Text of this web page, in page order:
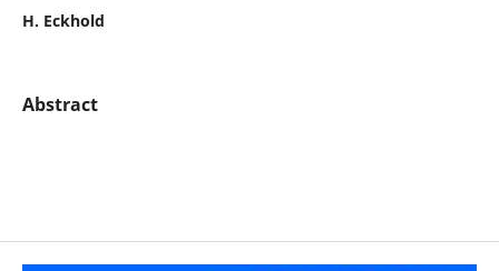
H. Eckhold
Abstract